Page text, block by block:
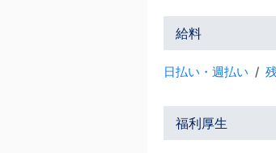
給料
日払い・週払い
福利厚生